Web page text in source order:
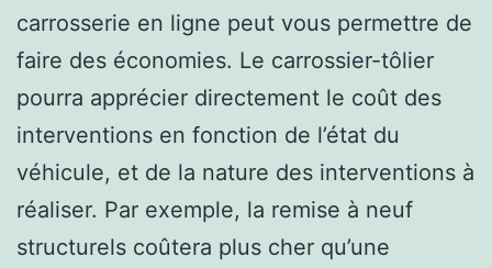
carrosserie en ligne peut vous permettre de
faire des économies. Le carrossier-tôlier
pourra apprécier directement le coût des
interventions en fonction de l’état du
véhicule, et de la nature des interventions à
réaliser. Par exemple, la remise à neuf
structurels coûtera plus cher qu’une